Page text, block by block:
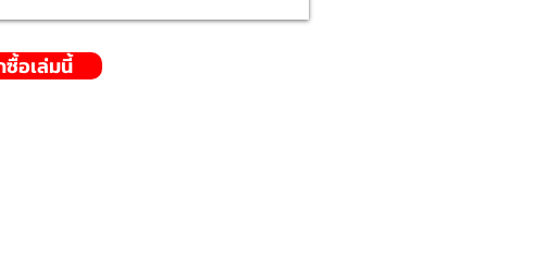
ซื้อเล่มนี้